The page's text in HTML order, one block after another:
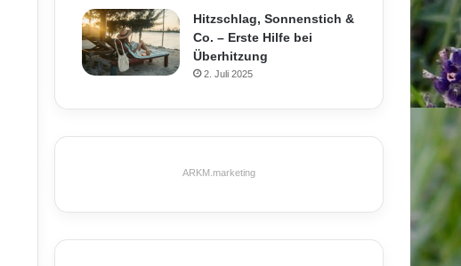
Hitzschlag, Sonnenstich &
Co. – Erste Hilfe bei
Überhitzung
2. Juli 2025
ARKM.marketing